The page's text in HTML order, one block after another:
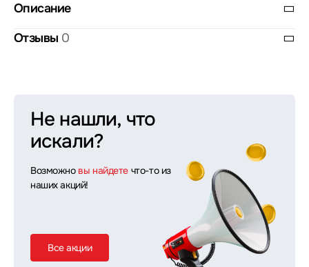
Описание
Отзывы 0
Не нашли, что
искали?
Возможно вы найдете что-то из
наших акций!
Все акции